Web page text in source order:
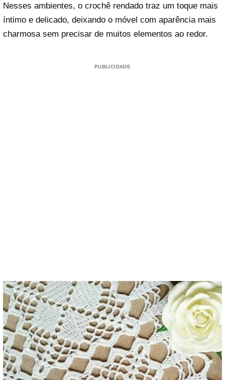
Nesses ambientes, o crochê rendado traz um toque mais
íntimo e delicado, deixando o móvel com aparência mais
charmosa sem precisar de muitos elementos ao redor.
PUBLICIDADE